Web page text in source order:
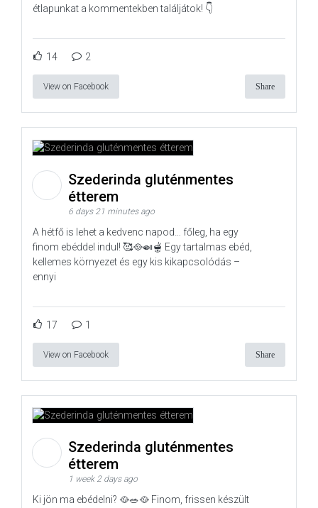
étlapunkat a kommentekben találjátok! 👇
14 2
View on Facebook Share
Szederinda gluténmentes
étterem
6 days 21 minutes ago
A hétfő is lehet a kedvenc napod… főleg, ha egy
finom ebéddel indul! 🥰🥘🍛🫕 Egy tartalmas ebéd,
kellemes környezet és egy kis kikapcsolódás –
ennyi
17 1
View on Facebook Share
Szederinda gluténmentes
étterem
1 week 2 days ago
Ki jön ma ebédelni? 🥘🥗🥘 Finom, frissen készült